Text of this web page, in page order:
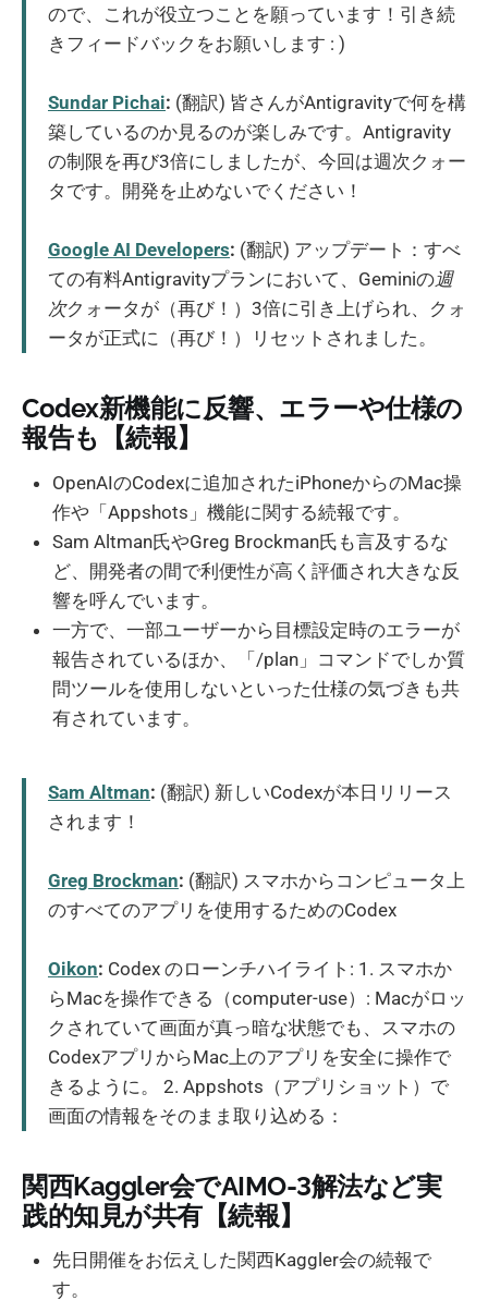
ので、これが役立つことを願っています！引き続
きフィードバックをお願いします : )
Sundar Pichai: (翻訳) 皆さんがAntigravityで何を構
築しているのか見るのが楽しみです。Antigravity
の制限を再び3倍にしましたが、今回は週次クォー
タです。開発を止めないでください！
Google AI Developers: (翻訳) アップデート：すべ
ての有料Antigravityプランにおいて、Geminiの週
次クォータが（再び！）3倍に引き上げられ、クォ
ータが正式に（再び！）リセットされました。
Codex新機能に反響、エラーや仕様の
報告も【続報】
OpenAIのCodexに追加されたiPhoneからのMac操
作や「Appshots」機能に関する続報です。
Sam Altman氏やGreg Brockman氏も言及するな
ど、開発者の間で利便性が高く評価され大きな反
響を呼んでいます。
一方で、一部ユーザーから目標設定時のエラーが
報告されているほか、「/plan」コマンドでしか質
問ツールを使用しないといった仕様の気づきも共
有されています。
Sam Altman: (翻訳) 新しいCodexが本日リリース
されます！
Greg Brockman: (翻訳) スマホからコンピュータ上
のすべてのアプリを使用するためのCodex
Oikon: Codex のローンチハイライト: 1. スマホか
らMacを操作できる（computer-use）: Macがロッ
クされていて画面が真っ暗な状態でも、スマホの
CodexアプリからMac上のアプリを安全に操作で
きるように。 2. Appshots（アプリショット）で
画面の情報をそのまま取り込める：
関西Kaggler会でAIMO-3解法など実
践的知見が共有【続報】
先日開催をお伝えした関西Kaggler会の続報で
す。